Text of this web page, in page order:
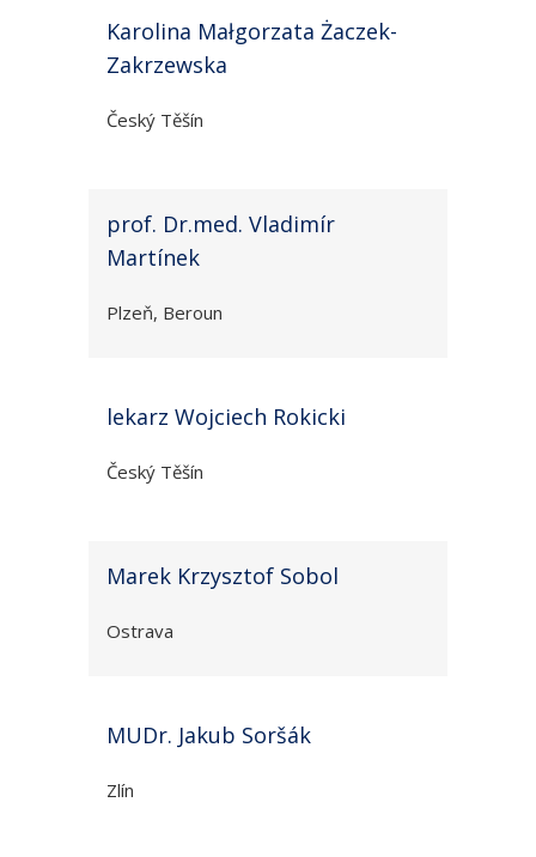
Karolina Małgorzata Żaczek-
Zakrzewska
Český Těšín
prof. Dr.med. Vladimír
Martínek
Plzeň, Beroun
lekarz Wojciech Rokicki
Český Těšín
Marek Krzysztof Sobol
Ostrava
MUDr. Jakub Soršák
Zlín